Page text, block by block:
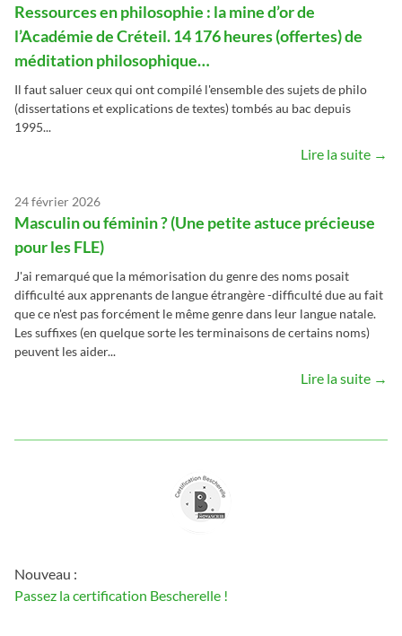
Ressources en philosophie : la mine d’or de
l’Académie de Créteil. 14 176 heures (offertes) de
méditation philosophique…
Il faut saluer ceux qui ont compilé l'ensemble des sujets de philo
(dissertations et explications de textes) tombés au bac depuis
1995...
Lire la suite →
24 février 2026
Masculin ou féminin ? (Une petite astuce précieuse
pour les FLE)
J'ai remarqué que la mémorisation du genre des noms posait
difficulté aux apprenants de langue étrangère -difficulté due au fait
que ce n'est pas forcément le même genre dans leur langue natale.
Les suffixes (en quelque sorte les terminaisons de certains noms)
peuvent les aider...
Lire la suite →
Nouveau :
Passez la certification Bescherelle !